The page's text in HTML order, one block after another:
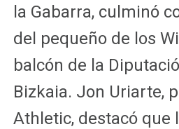
la Gabarra, culminó
del pequeño de los
balcón de la
Bizkaia. Jon Uriarte,
Athletic, destacó que